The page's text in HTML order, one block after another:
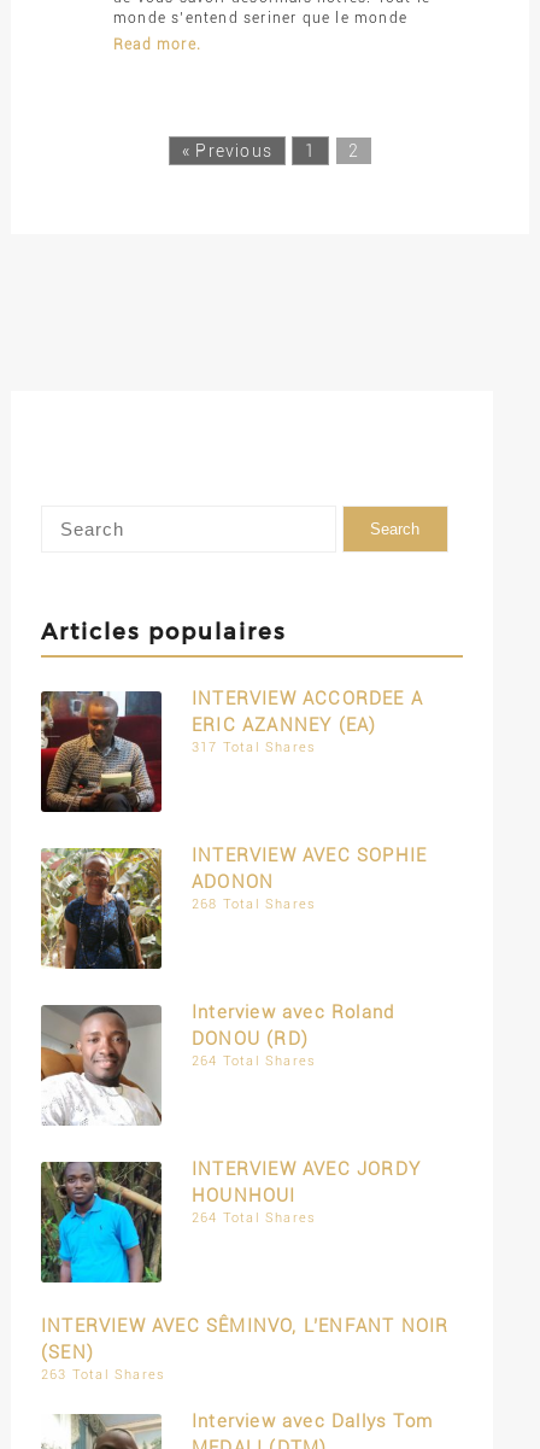
monde s’entend seriner que le monde
Read more.
« Previous 1 2
Articles populaires
INTERVIEW ACCORDEE A
ERIC AZANNEY (EA)
317 Total Shares
INTERVIEW AVEC SOPHIE
ADONON
268 Total Shares
Interview avec Roland
DONOU (RD)
264 Total Shares
INTERVIEW AVEC JORDY
HOUNHOUI
264 Total Shares
INTERVIEW AVEC SÊMINVO, L’ENFANT NOIR
(SEN)
263 Total Shares
Interview avec Dallys Tom